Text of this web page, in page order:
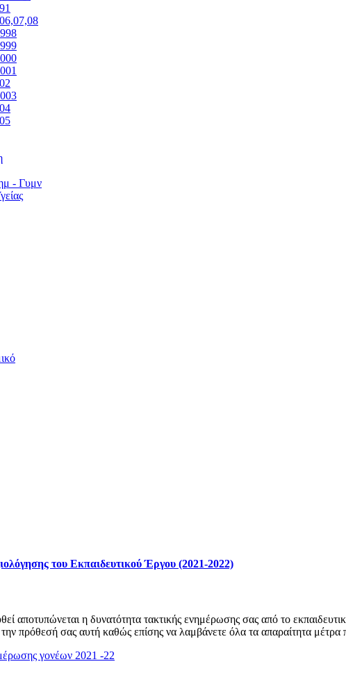
- Γυμν
του Εκπαιδευτικού Έργου (2021-2022)
αποτυπώνεται η δυνατότητα τακτικής ενημέρωσης σας από το
πρόθεσή σας αυτή καθώς επίσης να λαμβάνετε όλα τα απαραίτητα
γονέων 2021 -22